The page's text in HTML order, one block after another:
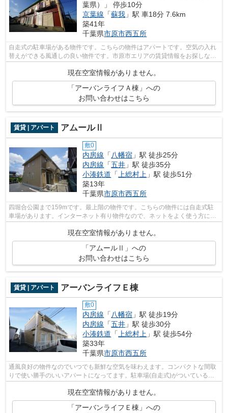
葉県）」 停歩10分
京葉線 「蘇我 」駅 車18分 7.6km
築41年
千葉県市原市西五所
自走式の駐車場がある物件です。こちらの物件はアパートです。空気の入れ
替えができる風通しの良い物件です。市原市エリアの賃貸情報をお探しな
現在空室情報がありません。
「アーバンライフＡ棟」への
お問い合わせはこちら
賃貸 | アパート アムールⅡ
敷0
内房線 「 八幡宿 」駅 徒歩25分
内房線 「五井 」駅 徒歩35分
小湊鉄道 「 上総村上 」駅 徒歩51分
築13年
千葉県市原市西五所
四堀合公園まで159mです。最上階の物件です。こちらの物件には自走式駐
車場があります。インターネット有り物件なので、ネットをよく使う方にお
すすめです。市原市エリアの賃貸情報が...
現在空室情報がありません。
「アムールⅡ」への
お問い合わせはこちら
賃貸 | アパート アーバンライフＥ棟
敷0
内房線 「八幡宿 」駅 徒歩19分
内房線 「五井 」駅 徒歩30分
小湊鉄道 「上総村上 」駅 徒歩54分
築33年
千葉県市原市西五所
通風良好の物件なのでいつでも新鮮な空気を味わえます。コンパクトな間取
りで使い勝手のいいアパートになってます。駐車場(自走式)がついているの
現在空室情報がありません。
「アーバンライフＥ棟」への